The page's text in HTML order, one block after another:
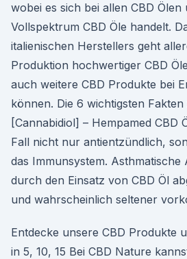
wobei es sich bei allen CBD Ölen
Vollspektrum CBD Öle handelt.
italienischen Herstellers geht
Produktion hochwertiger CBD
auch weitere CBD Produkte bei
können. Die 6 wichtigsten
[Cannabidiol] – Hempamed CBD
Fall nicht nur antientzündlich,
das Immunsystem.
durch den Einsatz von CBD Öl
und wahrscheinlich seltener
Entdecke unsere CBD Produkte
in 5, 10, 15 Bei CBD Nature